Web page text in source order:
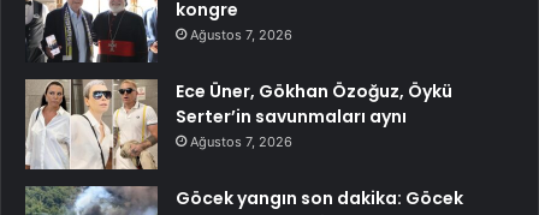
kongre
Ağustos 7, 2026
Ece Üner, Gökhan Özoğuz, Öykü
Serter’in savunmaları aynı
Ağustos 7, 2026
Göcek yangın son dakika: Göcek